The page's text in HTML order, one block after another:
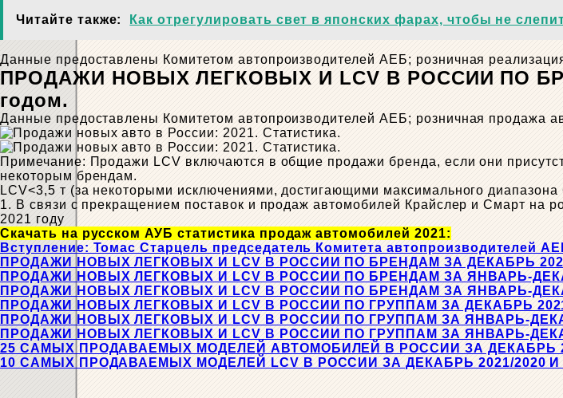
Читайте также:
Как отрегулировать свет в японских фарах, чтобы не
Данные предоставлены Комитетом автопроизводителей АЕБ; розничная
ПРОДАЖИ НОВЫХ ЛЕГКОВЫХ И LCV В РОССИИ ПО
годом.
Данные предоставлены Комитетом автопроизводителей АЕБ; розничная продажа
Примечание: Продажи LCV включаются в общие продажи бренда, если они
некоторым брендам.
LCV<3,5 т (за некоторыми исключениями, достигающими максимального
1. В связи с прекращением поставок и продаж автомобилей Крайслер и Смарт на
2021 году
Скачать на русском АУБ статистика продаж автомобилей 2021:
Вступление: Томас Старцель председатель Комитета автопроизводителей
ПРОДАЖИ НОВЫХ ЛЕГКОВЫХ И LCV В РОССИИ ПО БРЕНДАМ ЗА ДЕКАБРЬ
ПРОДАЖИ НОВЫХ ЛЕГКОВЫХ И LCV В РОССИИ ПО БРЕНДАМ ЗА ЯНВАРЬ-
ПРОДАЖИ НОВЫХ ЛЕГКОВЫХ И LCV В РОССИИ ПО БРЕНДАМ ЗА ЯНВАРЬ-
ПРОДАЖИ НОВЫХ ЛЕГКОВЫХ И LCV В РОССИИ ПО ГРУППАМ ЗА ДЕКАБРЬ
ПРОДАЖИ НОВЫХ ЛЕГКОВЫХ И LCV В РОССИИ ПО ГРУППАМ ЗА ЯНВАРЬ-
ПРОДАЖИ НОВЫХ ЛЕГКОВЫХ И LCV В РОССИИ ПО ГРУППАМ ЗА ЯНВАРЬ-
25 САМЫХ ПРОДАВАЕМЫХ МОДЕЛЕЙ АВТОМОБИЛЕЙ В РОССИИ ЗА ДЕКАБРЬ
10 САМЫХ ПРОДАВАЕМЫХ МОДЕЛЕЙ LCV В РОССИИ ЗА ДЕКАБРЬ 2021/2020 И